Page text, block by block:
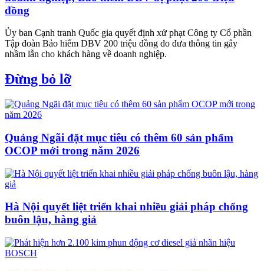
đồng
Ủy ban Cạnh tranh Quốc gia quyết định xử phạt Công ty Cổ phần
Tập đoàn Bảo hiểm DBV 200 triệu đồng do đưa thông tin gây
nhầm lẫn cho khách hàng về doanh nghiệp.
Đừng bỏ lỡ
Quảng Ngãi đặt mục tiêu có thêm 60 sản phẩm
OCOP mới trong năm 2026
Hà Nội quyết liệt triển khai nhiều giải pháp chống
buôn lậu, hàng giả